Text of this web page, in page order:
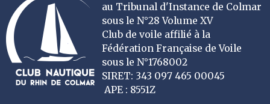
au Tribunal d'Instance de Colmar
sous le N°28 Volume XV
Club de voile affilié à la
Fédération Française de Voile
sous le N°1768002
SIRET: 343 097 465 00045
APE : 8551Z